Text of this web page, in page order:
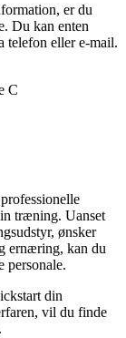
er du
Du kan enten
telefon eller e-mail.
C
træning. Uanset
ønsker
ernæring, kan du
personale.
din
vil du finde